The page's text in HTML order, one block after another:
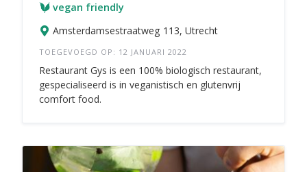
vegan friendly
Amsterdamsestraatweg 113, Utrecht
TOEGEVOEGD OP: 12 JANUARI 2022
Restaurant Gys is een 100% biologisch restaurant,
gespecialiseerd is in veganistisch en glutenvrij
comfort food.